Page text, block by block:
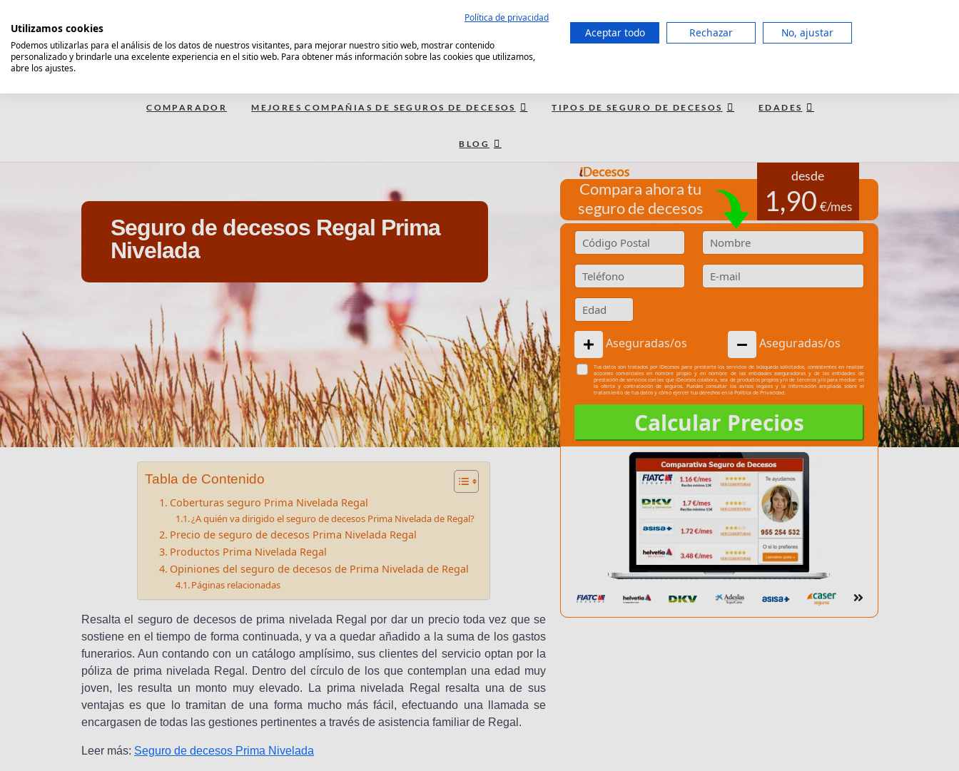
contenido
Comparador Seguro Decesos
951 127 403
LUN a JUE de 8:00 - 20:00, VIE 15:00
COMPARADOR MEJORES COMPAÑIAS DE SEGUROS DE DECESOS TIPOS DE SEGURO DE DECESOS EDADES
BLOG
Compara ahora tu
seguro de decesos
desde
1,90 €/mes
Aseguradas/os Aseguradas/os
Tus datos son tratados por iDecesos para prestarte los servicios de búsqueda solicitados, consistentes en realizar
acciones comerciales en nombre propio y en nombre de las entidades aseguradoras y de las entidades de
prestación de servicios con las que iDecesos colabora, sea de productos propios y/o de terceros y/o para mediar en
la oferta y contratación de seguros. Puedes consultar los avisos legalesy la información ampliada sobre el
tratamiento de tus datos y cómo ejercer tus derechos en la Política de Privacidad.
Calcular Precios
Seguro de decesos Regal Prima
Nivelada
Tabla de Contenido
Coberturas seguro Prima Nivelada Regal
¿A quién va dirigido el seguro de decesos Prima Nivelada de Regal?
Precio de seguro de decesos Prima Nivelada Regal
Productos Prima Nivelada Regal
Opiniones del seguro de decesos de Prima Nivelada de Regal
Páginas relacionadas
Resalta el seguro de decesos de prima nivelada Regal por dar un precio toda vez que se
sostiene en el tiempo de forma continuada, y va a quedar añadido a la suma de los gastos
funerarios. Aun contando con un catálogo amplísimo, sus clientes del servicio optan por la
póliza de prima nivelada Regal. Dentro del círculo de los que contemplan una edad muy
joven, les resulta un monto muy elevado. La prima nivelada Regal resalta una de sus
ventajas es que lo tramitan de una forma mucho más fácil, efectuando una llamada se
encargasen de todas las gestiones pertinentes a través de asistencia familiar de Regal.
Leer más: Seguro de decesos Prima Nivelada
Política de privacidad
Utilizamos cookies
Podemos utilizarlas para el análisis de los datos de nuestros visitantes, para mejorar nuestro sitio web, mostrar contenido
personalizado y brindarle una excelente experiencia en el sitio web. Para obtener más información sobre las cookies que utilizamos,
abre los ajustes.
Aceptar todo Rechazar No, ajustar